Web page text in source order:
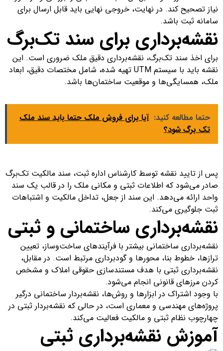
نیاز تصحیح کند. در نهایت، خروجی نهایی باید قابل ارسال برای
سامانه ثبت باشد.
نقشه‌برداری برای سند تک‌برگ
برای اخذ سند تک‌برگ، نقشه‌برداری دقیق ملک ضروری است. این
نقشه باید با سیستم UTM تهیه شده، شامل مختصات دقیق، ابعاد
ملک، همسایگی‌ها و موقعیت ساختمان‌ها باشد.
حتما مطالعه کنید: آیا برای فروش ملک حتما باید سند ملک
تک برگ شود؟
پس از تایید نقشه توسط کارشناس اداره ثبت، سند مالکیت تک‌برگ
صادر می‌شود که اطلاعات ثبتی و مکانی ملک را در قالب یک سند
واحد ارائه می‌دهد. این سند از جعل، تداخل مالکیت و اشتباهات
ثبت جلوگیری می‌کند.
نقشه‌برداری ساختمانی و ثبتی
نقشه‌برداری ساختمانی بیشتر با فرآیندهای ساخت‌وساز، تعیین
ترازها، خطوط بنا، محورها و گودبرداری مرتبط است. در مقابل،
نقشه‌برداری ثبتی با هدف مستندسازی حقوقی املاک و مشخص
کردن مرزهای قانونی انجام می‌شود.
با وجود اشتراک در ابزارها و روش‌ها، نقشه‌بردار ساختمانی درگیر
پروژه‌های مهندسی و معماری است، در حالی که نقشه‌بردار ثبتی در
چهارچوب نظام ثبتی و مالکیت فعالیت می‌کند.
آموزش نقشه‌برداری ثبتی